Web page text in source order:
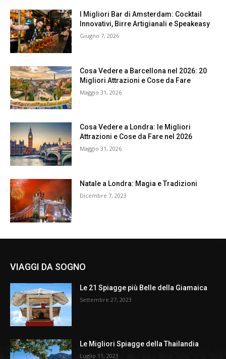
I Migliori Bar di Amsterdam: Cocktail
Innovativi, Birre Artigianali e Speakeasy
Giugno 7, 2026
Cosa Vedere a Barcellona nel 2026: 20
Migliori Attrazioni e Cose da Fare
Maggio 31, 2026
Cosa Vedere a Londra: le Migliori
Attrazioni e Cose da Fare nel 2026
Maggio 31, 2026
Natale a Londra: Magia e Tradizioni
Dicembre 7, 2023
VIAGGI DA SOGNO
Le 21 Spiagge più Belle della Giamaica
Settembre 27, 2023
Le Migliori Spiagge della Thailandia
Luglio 11, 2023